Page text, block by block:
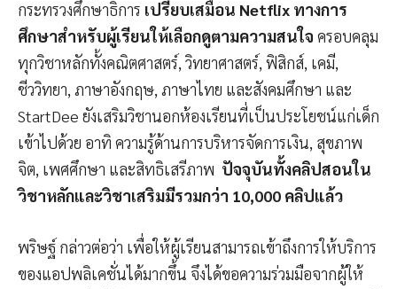
กระทรวงศึกษาธิการ เปรียบเสมือน Netflix ทางการ
ศึกษาสำหรับผู้เรียนให้เลือกดูตามความสนใจ ครอบคลุม
ทุกวิชาหลักทั้งคณิตศาสตร์, วิทยาศาสตร์, ฟิสิกส์, เคมี,
ชีววิทยา, ภาษาอังกฤษ, ภาษาไทย และสังคมศึกษา และ
StartDee ยังเสริมวิชานอกห้องเรียนที่เป็นประโยชน์แก่เด็ก
เข้าไปด้วย อาทิ ความรู้ด้านการบริหารจัดการเงิน, สุขภาพ
จิต, เพศศึกษา และสิทธิเสรีภาพ ปัจจุบันทั้งคลิปสอนใน
วิชาหลักและวิชาเสริมมีรวมกว่า 10,000 คลิปแล้ว
พริษฐ์ กล่าวต่อว่า เพื่อให้ผู้เรียนสามารถเข้าถึงการให้บริการ
ของแอปพลิเคชั่นได้มากขึ้น จึงได้ขอความร่วมมือจากผู้ให้